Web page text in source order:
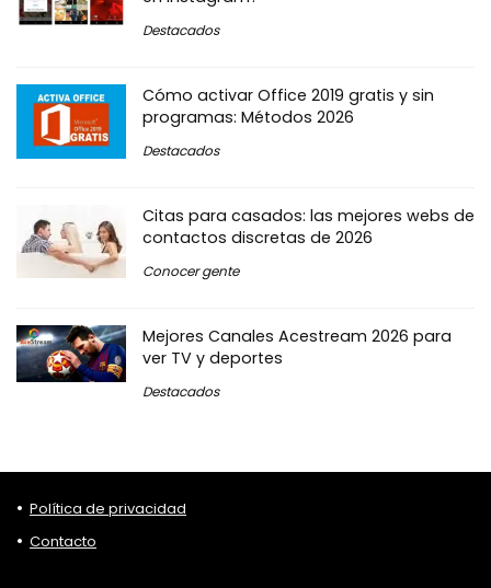
Destacados
Cómo activar Office 2019 gratis y sin
programas: Métodos 2026
Destacados
Citas para casados: las mejores webs de
contactos discretas de 2026
Conocer gente
Mejores Canales Acestream 2026 para
ver TV y deportes
Destacados
Política de privacidad
Contacto